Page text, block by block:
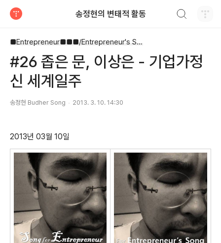
송정현의 변태적 활동
■Entrepreneur■■■/Entrepreneur's Song
#26 좁은 문, 이상은 - 기업가정
신 세계일주
송정현 Budher Song 2013. 3. 10. 14:30
2013년 03월 10일